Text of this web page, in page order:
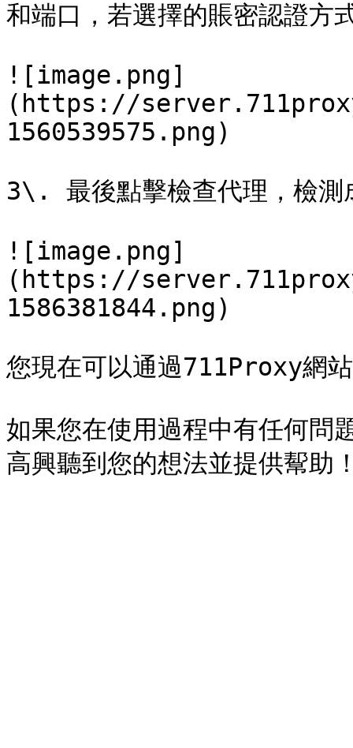
和端口，若選擇的賬密認證方
![image.png]
(https://
1560539575.png)
3\. 最後點擊檢查代理，檢測
![image.png]
(https://
1586381844.png)
您現在可以通過711Proxy網
如果您在使用過程中有任何問